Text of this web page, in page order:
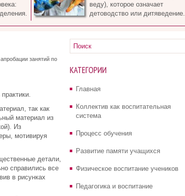
веду), которое означает
детоводство или дитяведение.
занятий по
так как
материал из
Из
мотивируя
детали,
справились все
в рисунках
КАТЕГОРИИ
Главная
Коллектив как воспитательная
система
Процесс обучения
Развитие памяти учащихся
Физическое воспитание учеников
Педагогика и воспитание